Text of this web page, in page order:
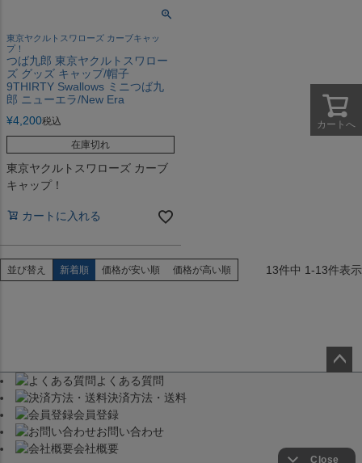
東京ヤクルトスワローズ カーブキャッ
プ！
つば九郎 東京ヤクルトスワロー
ズ グッズ キャップ/帽子
9THIRTY Swallows ミニつば九
郎 ニューエラ/New Era
¥4,200税込
在庫切れ
東京ヤクルトスワローズ カーブ
キャップ！
カートに入れる
並び替え 新着順 価格が安い順 価格が高い順 13件中 1-13件表示
カートへ
よくある質問
決済方法・送料
会員登録
お問い合わせ
会社概要